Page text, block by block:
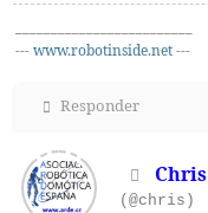
--- www.robotinside.net ---
Responder
Chris
(@chris)